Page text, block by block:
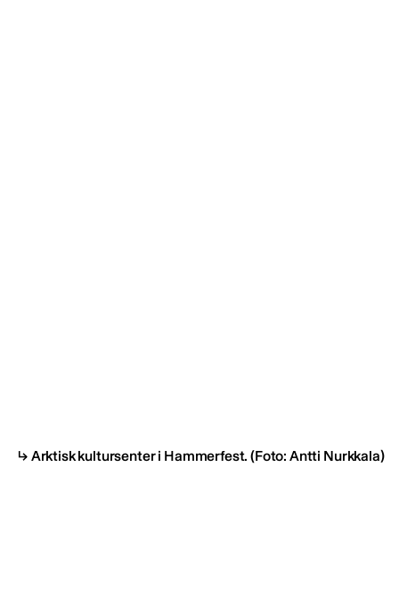
Arktisk kultursenter i Hammerfest. (Foto: Antti Nurkkala)